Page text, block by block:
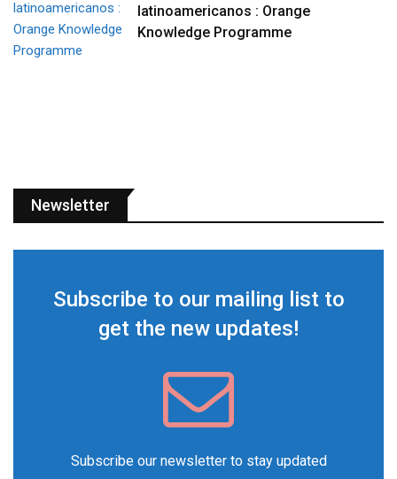
latinoamericanos : Orange
Knowledge Programme
Newsletter
Subscribe to our mailing list to
get the new updates!
Subscribe our newsletter to stay updated